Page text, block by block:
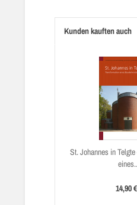
Kunden kauften auch
St. Johannes in
14,90